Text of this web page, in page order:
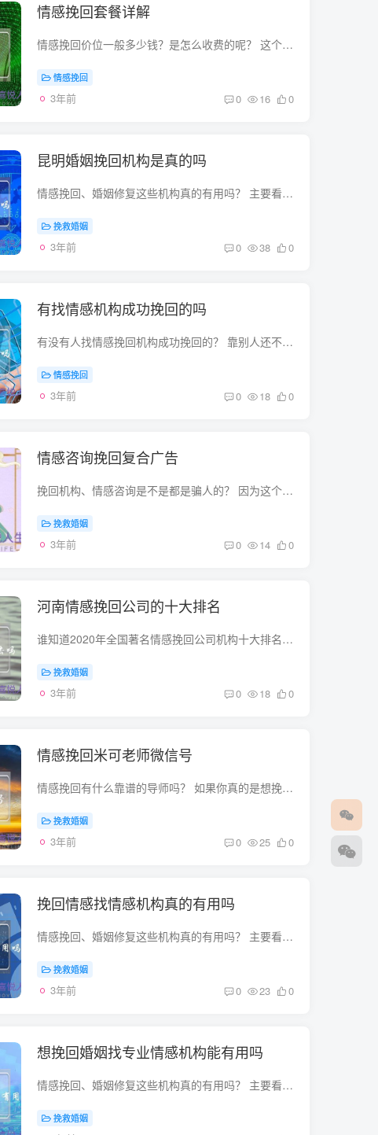
情感挽回套餐详解
情感挽回价位一般多少钱？是怎么收费的呢？ 这个要看本地的消费观和价值观，如果需要花费多一点的周折会议。价位比较高，建议你不要相信这样的机构不准成，还是找当事人沟通比较好一些，尽量的...
情感挽回
3年前 0 16 0
昆明婚姻挽回机构是真的吗
情感挽回、婚姻修复这些机构真的有用吗？ 主要看情感挽回机构能不能认真解决实际问题。比如自我提升，你有什么才艺、什么喜好，你性格怎么样，你人脉怎么样，难道你伴侣不知道？另一半疏远你是...
挽救婚姻
3年前 0 38 0
有找情感机构成功挽回的吗
有没有人找情感挽回机构成功挽回的？ 靠别人还不如靠自己，做什么事先做好自己，别人就算不喜欢自己，自己也不会有什么后悔的。 情感挽回机构是骗人的吗 我来告诉你吧，所有的挽回机构都是骗人...
情感挽回
3年前 0 18 0
情感咨询挽回复合广告
挽回机构、情感咨询是不是都是骗人的？ 因为这个是个虚拟消费与实体消费之间的灰色地带，确实存在一定的法律空档，毕竟这个是以人的主管能动性为主，很容易让不法人员钻漏洞的，遇到骗子也不奇...
挽救婚姻
3年前 0 14 0
河南情感挽回公司的十大排名
谁知道2020年全国著名情感挽回公司机构十大排名？我想找专业的情感挽回机构帮我挽回挽回婚姻 国内第三者的劝退师康纳担任破镜重圆公司的总监，如果说是情感上的问题，应该能帮到你。 情感咨询挽...
挽救婚姻
3年前 0 18 0
情感挽回米可老师微信号
情感挽回有什么靠谱的导师吗？ 如果你真的是想挽回你的感情，是可以去花镇APP上学习下的，花镇上有心里测试，会让你自己更了解你自己，知道你是个什么样的人，你的感情出了什么问题？是非常靠谱...
挽救婚姻
3年前 0 25 0
挽回情感找情感机构真的有用吗
情感挽回、婚姻修复这些机构真的有用吗？ 主要看情感挽回机构能不能认真解决实际问题。比如自我提升，你有什么才艺、什么喜好，你性格怎么样，你人脉怎么样，难道你伴侣不知道？另一半疏远你是...
挽救婚姻
3年前 0 23 0
想挽回婚姻找专业情感机构能有用吗
情感挽回、婚姻修复这些机构真的有用吗？ 主要看情感挽回机构能不能认真解决实际问题。比如自我提升，你有什么才艺、什么喜好，你性格怎么样，你人脉怎么样，难道你伴侣不知道？另一半疏远你是...
挽救婚姻